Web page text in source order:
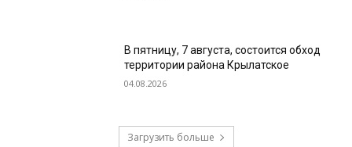
В пятницу, 7 августа, состоится обход
территории района Крылатское
04.08.2026
Загрузить больше